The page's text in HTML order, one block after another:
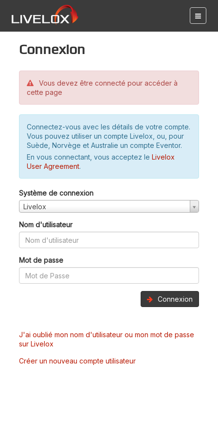
Connexion
Vous devez être connecté pour accéder à
cette page
Connectez-vous avec les détails de votre compte.
Vous pouvez utiliser un compte Livelox, ou, pour
Suède, Norvège et Australie un compte Eventor.
En vous connectant, vous acceptez le Livelox
User Agreement.
Système de connexion
Livelox
Nom d'utilisateur
Mot de passe
Connexion
J'ai oublié mon nom d'utilisateur ou mon mot de passe
sur Livelox
Créer un nouveau compte utilisateur